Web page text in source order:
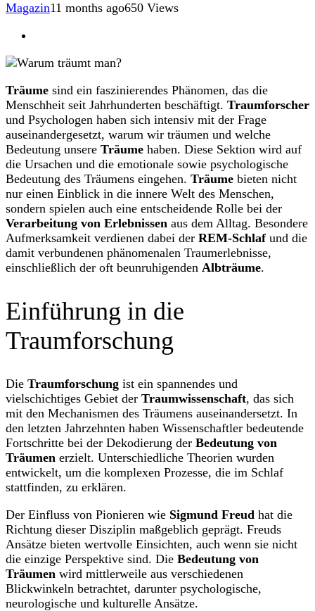
Magazin11 months ago650 Views
Träume sind ein faszinierendes Phänomen, das die
Menschheit seit Jahrhunderten beschäftigt. Traumforscher
und Psychologen haben sich intensiv mit der Frage
auseinandergesetzt, warum wir träumen und welche
Bedeutung unsere Träume haben. Diese Sektion wird auf
die Ursachen und die emotionale sowie psychologische
Bedeutung des Träumens eingehen. Träume bieten nicht
nur einen Einblick in die innere Welt des Menschen,
sondern spielen auch eine entscheidende Rolle bei der
Verarbeitung von Erlebnissen aus dem Alltag. Besondere
Aufmerksamkeit verdienen dabei der REM-Schlafund die
damit verbundenen phänomenalen Traumerlebnisse,
einschließlich der oft beunruhigenden Albträume.
Einführung in die
Traumforschung
Die Traumforschung ist ein spannendes und
vielschichtiges Gebiet der Traumwissenschaft, das sich
mit den Mechanismen des Träumens auseinandersetzt. In
den letzten Jahrzehnten haben Wissenschaftler bedeutende
Fortschritte bei der Dekodierung der Bedeutung von
Träumen erzielt. Unterschiedliche Theorien wurden
entwickelt, um die komplexen Prozesse, die im Schlaf
stattfinden, zu erklären.
Der Einfluss von Pionieren wie Sigmund Freud hat die
Richtung dieser Disziplin maßgeblich geprägt. Freuds
Ansätze bieten wertvolle Einsichten, auch wenn sie nicht
die einzige Perspektive sind. Die Bedeutung von
Träumen wird mittlerweile aus verschiedenen
Blickwinkeln betrachtet, darunter psychologische,
neurologische und kulturelle Ansätze.